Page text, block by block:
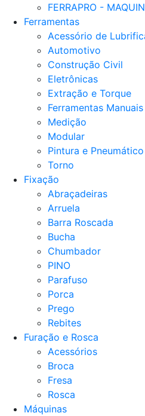
FERRAPRO -
Ferramentas
Acessório de
Automotivo
Construção Civil
Eletrônicas
Extração e Torque
Ferramentas Manuais
Medição
Modular
Pintura e Pneumático
Torno
Fixação
Abraçadeiras
Arruela
Barra Roscada
Bucha
Chumbador
PINO
Parafuso
Porca
Prego
Rebites
Furação e Rosca
Acessórios
Broca
Fresa
Rosca
Máquinas